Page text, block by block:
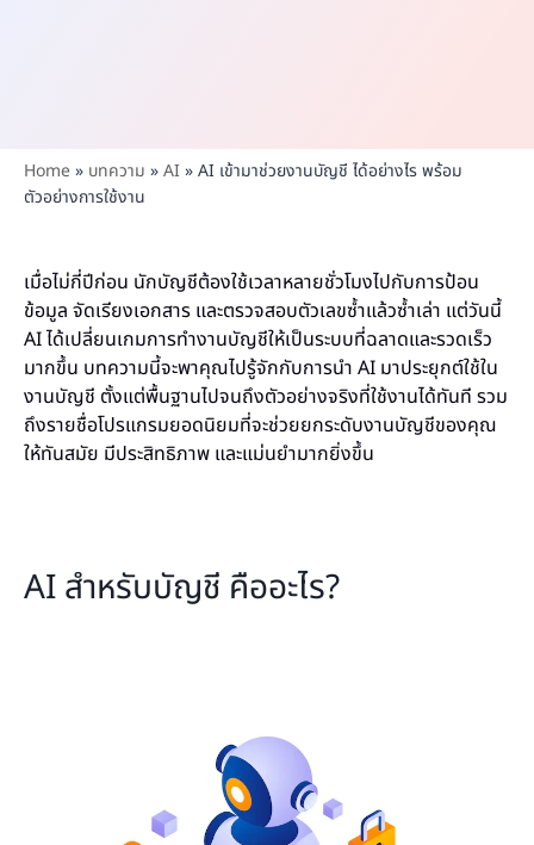
Home» บทความ »AI »AI เข้ามาช่วยงานบัญชี ได้อย่างไร พร้อม
ตัวอย่างการใช้งาน
เมื่อไม่กี่ปีก่อน นักบัญชีต้องใช้เวลาหลายชั่วโมงไปกับการป้อน
ข้อมูล จัดเรียงเอกสาร และตรวจสอบตัวเลขซ้ำแล้วซ้ำเล่า แต่วันนี้
AI ได้เปลี่ยนเกมการทำงานบัญชีให้เป็นระบบที่ฉลาดและรวดเร็ว
มากขึ้น บทความนี้จะพาคุณไปรู้จักกับการนำ AI มาประยุกต์ใช้ใน
งานบัญชี ตั้งแต่พื้นฐานไปจนถึงตัวอย่างจริงที่ใช้งานได้ทันที รวม
ถึงรายชื่อโปรแกรมยอดนิยมที่จะช่วยยกระดับงานบัญชีของคุณ
ให้ทันสมัย มีประสิทธิภาพ และแม่นยำมากยิ่งขึ้น
AI สำหรับบัญชี คืออะไร?